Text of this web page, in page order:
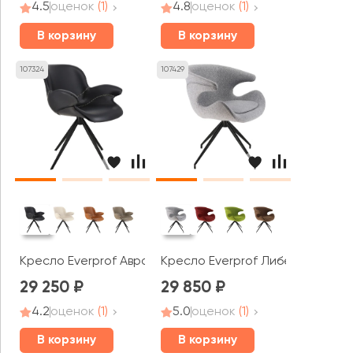
4.5оценок (1)
В корзину
4.8оценок (1)
В корзину
107324
Кресло Everprof Аврора / Aurora
29 250
4.2оценок (1)
В корзину
107429
Кресло Everprof Либерти /
29 850
5.0оценок (1)
В корзину